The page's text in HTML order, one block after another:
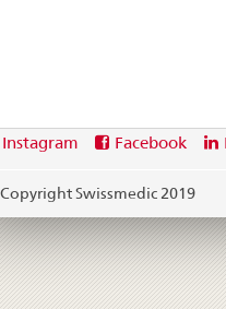
Instagram Facebook
Swissmedic 2019